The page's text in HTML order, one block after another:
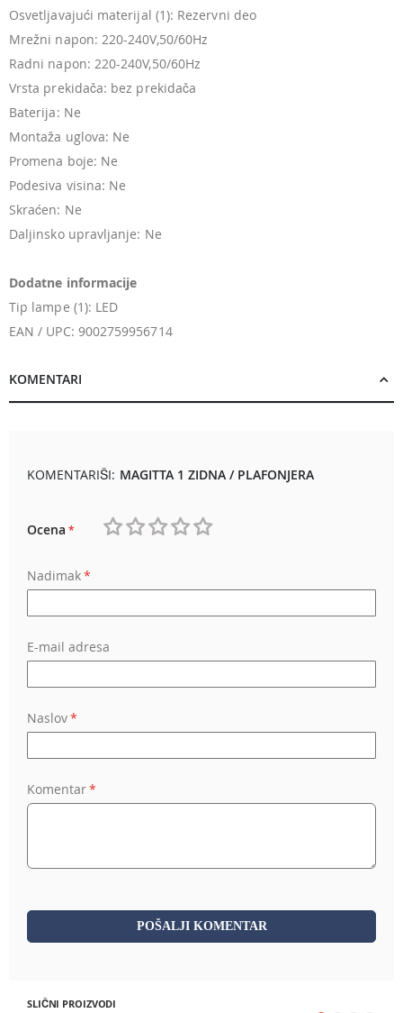
Osvetljavajući materijal (1): Rezervni deo
Mrežni napon: 220-240V,50/60Hz
Radni napon: 220-240V,50/60Hz
Vrsta prekidača: bez prekidača
Baterija: Ne
Montaža uglova: Ne
Promena boje: Ne
Podesiva visina: Ne
Skraćen: Ne
Daljinsko upravljanje: Ne
Dodatne informacije
Tip lampe (1): LED
EAN / UPC: 9002759956714
KOMENTARI
KOMENTARIŠI: MAGITTA 1 ZIDNA / PLAFONJERA
Ocena
Nadimak
E-mail adresa
Naslov
Komentar
POŠALJI KOMENTAR
SLIČNI PROIZVODI